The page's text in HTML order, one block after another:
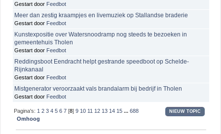
Gestart door Feedbot
Meer dan zestig kraampjes en livemuziek op Stallandse braderie
Gestart door Feedbot
Kunstexpositie over Watersnoodramp nog steeds te bezoeken in
gemeentehuis Tholen
Gestart door Feedbot
Reddingsboot Eendracht helpt gestrande speedboot op Schelde-
Rijnkanaal
Gestart door Feedbot
Mistgenerator veroorzaakt vals brandalarm bij bedrijf in Tholen
Gestart door Feedbot
NIEUW TOPIC
Pagina's: 1 2 3 4 5 6 7 [8]9 10 11 12 13 14 15 ...688
Omhoog